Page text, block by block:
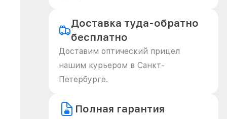
Доставка туда-обратно
бесплатно
Доставим оптический прицел
нашим курьером в Санкт-
Петербурге.
Полная гарантия